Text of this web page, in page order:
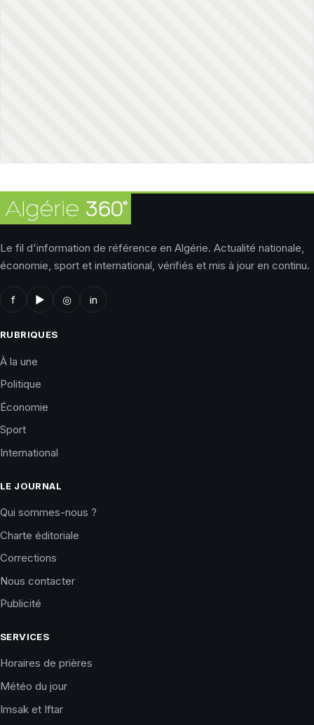
Le fil d'information de référence en Algérie. Actualité nationale,
économie, sport et international, vérifiés et mis à jour en continu.
f ▶ ◎ in
RUBRIQUES
À la une
Politique
Économie
Sport
International
LE JOURNAL
Qui sommes-nous ?
Charte éditoriale
Corrections
Nous contacter
Publicité
SERVICES
Horaires de prières
Météo du jour
Imsak et Iftar